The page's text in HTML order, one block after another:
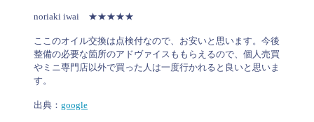
noriaki iwai ★★★★★
ここのオイル交換は点検付なので、お安いと思います。今後
整備の必要な箇所のアドヴァイスももらえるので、個人売買
やミニ専門店以外で買った人は一度行かれると良いと思いま
す。
出典： google